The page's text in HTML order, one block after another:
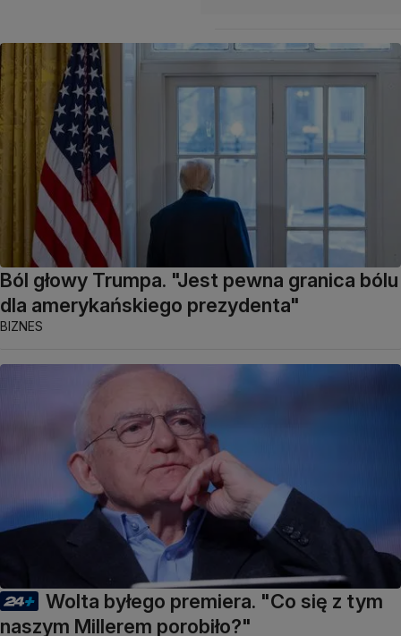
Ból głowy Trumpa. "Jest pewna granica bólu
dla amerykańskiego prezydenta"
BIZNES
Wolta byłego premiera. "Co się z tym
naszym Millerem porobiło?"